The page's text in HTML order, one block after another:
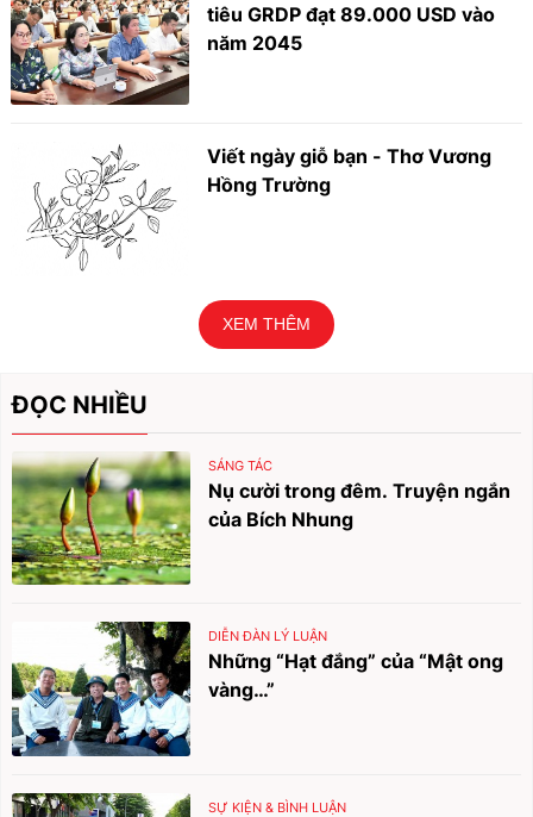
tiêu GRDP đạt 89.000 USD vào
năm 2045
Viết ngày giỗ bạn - Thơ Vương
Hồng Trường
XEM THÊM
ĐỌC NHIỀU
SÁNG TÁC
Nụ cười trong đêm. Truyện ngắn
của Bích Nhung
DIỄN ĐÀN LÝ LUẬN
Những “Hạt đắng” của “Mật ong
vàng…”
SỰ KIỆN & BÌNH LUẬN